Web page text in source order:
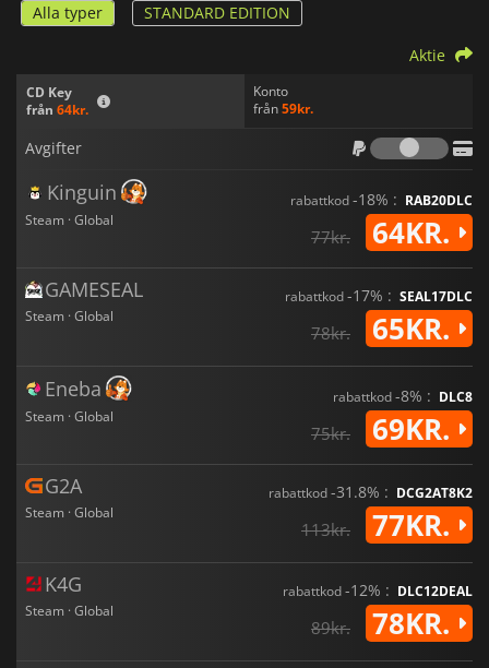
Alla typer STANDARD EDITION
CD Key
från 64kr.
Konto
från59kr.
Aktie
Avgifter
Kinguin
Steam · Global
rabattkod-18% : RAB20DLC
77kr. 64KR.
GAMESEAL
Steam · Global
rabattkod-17% : SEAL17DLC
78kr. 65KR.
Eneba
Steam · Global
rabattkod-8% : DLC8
75kr. 69KR.
G2A
Steam · Global
rabattkod-31.8% : DCG2AT8K2
113kr. 77KR.
K4G
Steam · Global
rabattkod-12% : DLC12DEAL
89kr. 78KR.